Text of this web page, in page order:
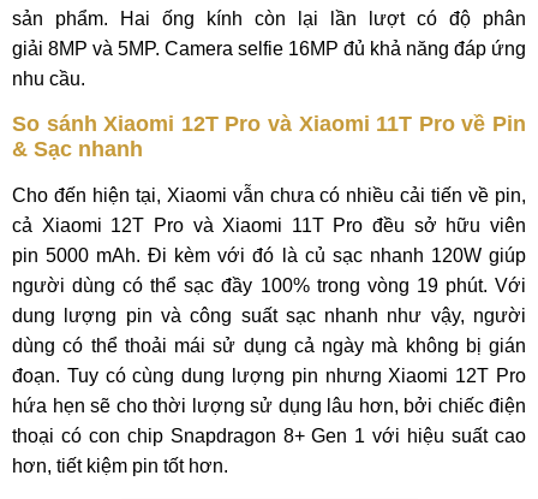
sản phẩm. Hai ống kính còn lại lần lượt có độ phân
giải 8MP và 5MP. Camera selfie 16MP đủ khả năng đáp ứng
nhu cầu.
So sánh Xiaomi 12T Pro và Xiaomi 11T Pro về Pin
& Sạc nhanh
Cho đến hiện tại, Xiaomi vẫn chưa có nhiều cải tiến về pin,
cả Xiaomi 12T Pro và Xiaomi 11T Pro đều sở hữu viên
pin 5000 mAh. Đi kèm với đó là củ sạc nhanh 120W giúp
người dùng có thể sạc đầy 100% trong vòng 19 phút. Với
dung lượng pin và công suất sạc nhanh như vậy, người
dùng có thể thoải mái sử dụng cả ngày mà không bị gián
đoạn. Tuy có cùng dung lượng pin nhưng Xiaomi 12T Pro
hứa hẹn sẽ cho thời lượng sử dụng lâu hơn, bởi chiếc điện
thoại có con chip Snapdragon 8+ Gen 1 với hiệu suất cao
hơn, tiết kiệm pin tốt hơn.